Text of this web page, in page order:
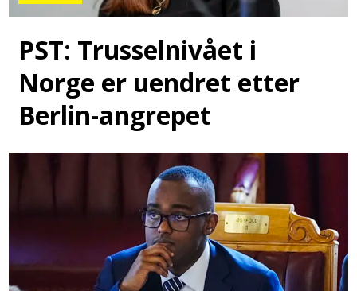
PST: Trusselnivået i
Norge er uendret etter
Berlin-angrepet